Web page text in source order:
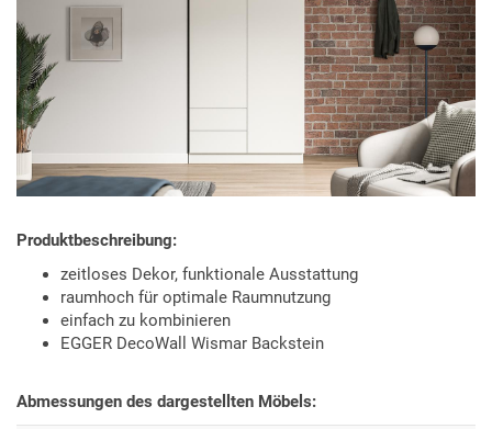
Produktbeschreibung:
zeitloses Dekor, funktionale Ausstattung
raumhoch für optimale Raumnutzung
einfach zu kombinieren
EGGER DecoWall Wismar Backstein
Abmessungen des dargestellten Möbels: